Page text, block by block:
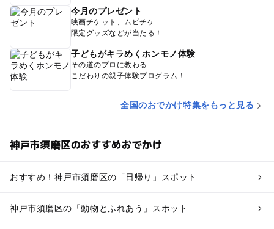
今月のプレゼント
映画チケット、ムビチケ
限定グッズなどが当たる！
子どもがキラめくホンモノ体験
その道のプロに教わる
こだわりの親子体験プログラム！
全国のおでかけ特集をもっと見る
神戸市須磨区のおすすめおでかけ
おすすめ！神戸市須磨区の「日帰り」スポット
神戸市須磨区の「動物とふれあう」スポット